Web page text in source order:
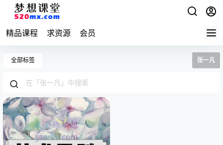
精品课程 求资源 会员
全部标签 张一凡